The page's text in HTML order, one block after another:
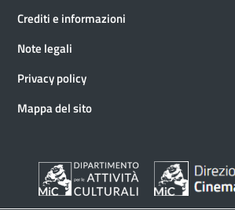
Crediti e informazioni
Note legali
Privacy policy
Mappa del sito